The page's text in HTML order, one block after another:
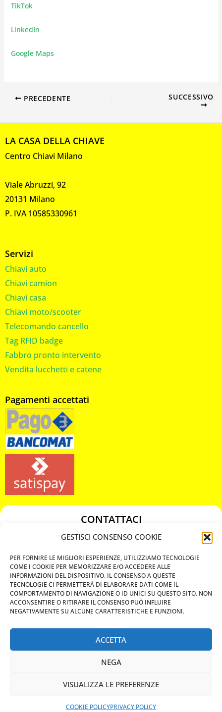
GESTISCI CONSENSO COOKIE
PER FORNIRE LE MIGLIORI ESPERIENZE, UTILIZZIAMO TECNOLOGIE
COME I COOKIE PER MEMORIZZARE E/O ACCEDERE ALLE
INFORMAZIONI DEL DISPOSITIVO. IL CONSENSO A QUESTE
TECNOLOGIE CI PERMETTERÀ DI ELABORARE DATI COME IL
COMPORTAMENTO DI NAVIGAZIONE O ID UNICI SU QUESTO SITO. NON
ACCONSENTIRE O RITIRARE IL CONSENSO PUÒ INFLUIRE
NEGATIVAMENTE SU ALCUNE CARATTERISTICHE E FUNZIONI.
ACCETTA
NEGA
VISUALIZZA LE PREFERENZE
COOKIE POLICYPRIVACY POLICY
TikTok
LinkedIn
Google Maps
PRECEDENTE SUCCESSIVO
LA CASA DELLA CHIAVE
Centro Chiavi Milano
Viale Abruzzi, 92
20131 Milano
P. IVA 10585330961
Servizi
Chiavi auto
Chiavi camion
Chiavi casa
Chiavi moto/scooter
Telecomando cancello
Tag RFID badge
Fabbro pronto intervento
Vendita lucchetti e catene
Pagamenti accettati
CONTATTACI
349 3863811
chiavicodificate@gmail.com
Privacy Policy
Cookie Policy
MAPS
CHIAMA ORA
PREVENTIVO IMMEDIATO